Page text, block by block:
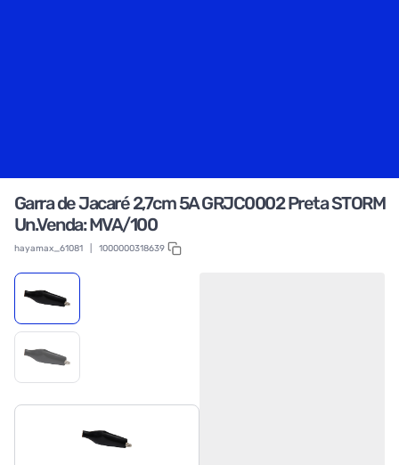
Garra de Jacaré 2,7cm 5A GRJC0002 Preta STORM
Un.Venda: MVA/100
hayamax_61081 1000000318639